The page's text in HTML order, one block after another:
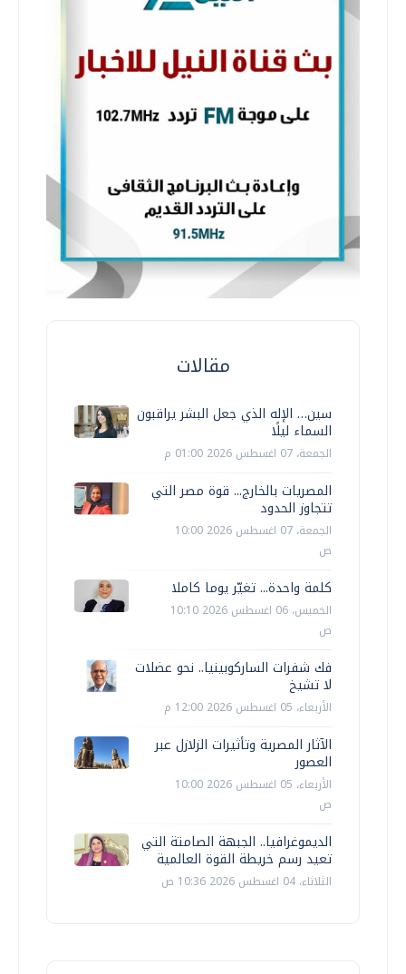
مقالات
سين… الإله الذي جعل البشر يراقبون
السماء ليلًا
الجمعة، 07 اغسطس 2026 01:00 م
المصريات بالخارج... قوة مصر التي
تتجاوز الحدود
الجمعة، 07 اغسطس 2026 10:00
ص
كلمة واحدة... تغيّر يوما كاملا
الخميس، 06 اغسطس 2026 10:10
ص
فك شفرات الساركوبينيا.. نحو عضلات
لا تشيخ
الأربعاء، 05 اغسطس 2026 12:00 م
الآثار المصرية وتأثيرات الزلازل عبر
العصور
الأربعاء، 05 اغسطس 2026 10:00
ص
الديموغرافيا.. الجبهة الصامتة التي
تعيد رسم خريطة القوة العالمية
الثلاثاء، 04 اغسطس 2026 10:36 ص